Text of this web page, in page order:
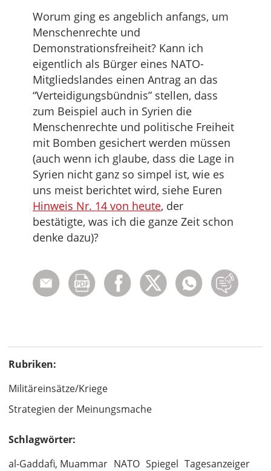
Worum ging es angeblich anfangs, um
Menschenrechte und
Demonstrationsfreiheit? Kann ich
eigentlich als Bürger eines NATO-
Mitgliedslandes einen Antrag an das
“Verteidigungsbündnis” stellen, dass
zum Beispiel auch in Syrien die
Menschenrechte und politische Freiheit
mit Bomben gesichert werden müssen
(auch wenn ich glaube, dass die Lage in
Syrien nicht ganz so simpel ist, wie es
uns meist berichtet wird, siehe Euren
Hinweis Nr. 14 von heute, der
bestätigte, was ich die ganze Zeit schon
denke dazu)?
Rubriken:
Militäreinsätze/Kriege
Strategien der Meinungsmache
Schlagwörter:
al-Gaddafi, Muammar NATO Spiegel Tagesanzeiger